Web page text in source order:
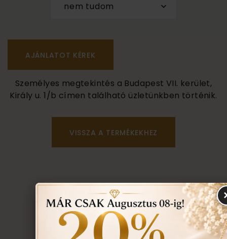
nem tudom
Személyes megtekintés a Budapest VII. kerület,
Király u. 1/b címen található üzletünkben történik.
VISSZA A TERMÉKEKHEZ
EGYEZTETÉS
TOVÁBBI INFORMÁCIÓ